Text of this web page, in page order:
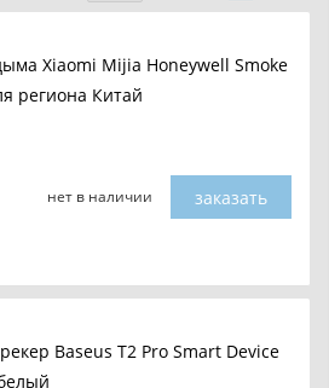
Xiaomi Mijia Honeywell Smoke
региона Китай
нет в наличии заказать
Baseus T2 Pro Smart Device